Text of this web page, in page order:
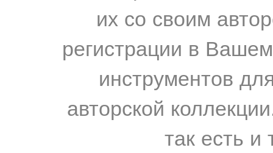
их со своим
регистрации в
инструментов
авторской
так есть и